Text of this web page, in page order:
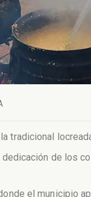
tradicional
de los
el municipio